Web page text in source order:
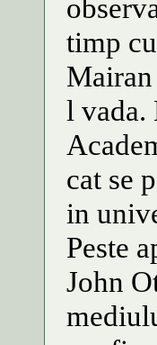
timp
l vada.
cat se
in
Peste
John